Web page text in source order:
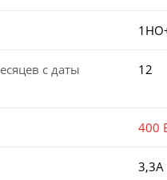
с даты
12
400
3,3А